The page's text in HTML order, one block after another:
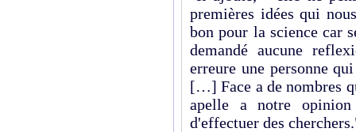
premières idées qui
bon pour la science car
demandé aucune
erreure une personne
[…] Face a de nombres
apelle a notre
d'effectuer des